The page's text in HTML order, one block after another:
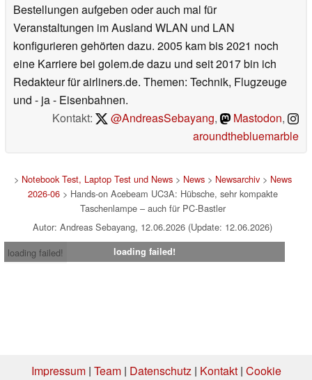
Bestellungen aufgeben oder auch mal für
Veranstaltungen im Ausland WLAN und LAN
konfigurieren gehörten dazu. 2005 kam bis 2021 noch
eine Karriere bei golem.de dazu und seit 2017 bin ich
Redakteur für airliners.de. Themen: Technik, Flugzeuge
und - ja - Eisenbahnen.
Kontakt:
@AndreasSebayang, Mastodon,
aroundthebluemarble
> Notebook Test, Laptop Test und News> News> Newsarchiv> News
2026-06> Hands-on Acebeam UC3A: Hübsche, sehr kompakte
Taschenlampe – auch für PC-Bastler
Autor: Andreas Sebayang, 12.06.2026 (Update: 12.06.2026)
loading failed!
loading failed!
Impressum| Team| Datenschutz | Kontakt| Cookie